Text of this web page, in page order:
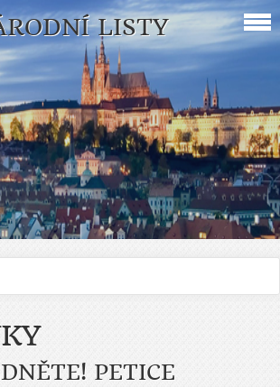
LISTY
PETICE